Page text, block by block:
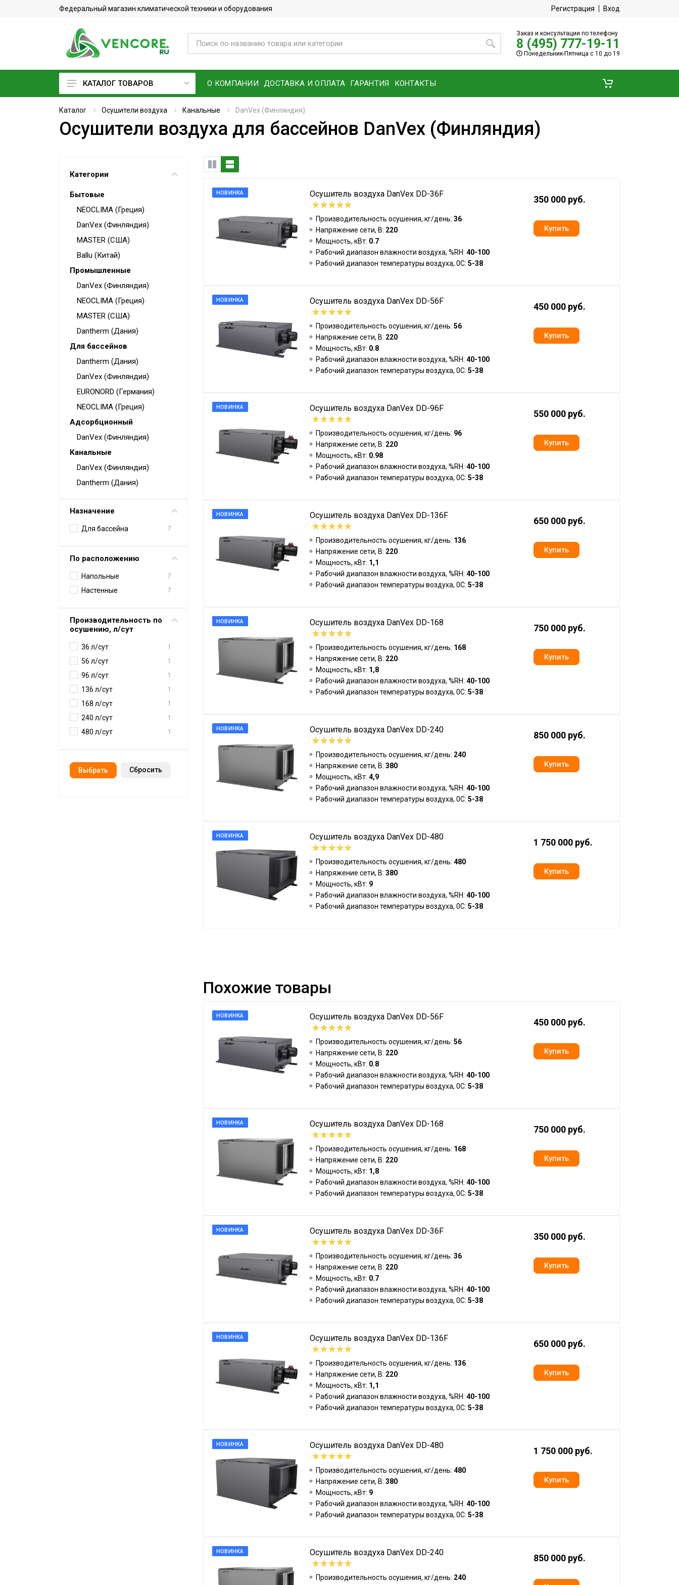
Федеральный магазин климатической техники и оборудования Регистрация Вход
Заказ и консультации по телефону
8 (495) 777-19-11
Понедельник-Пятница с 10 до 19
Кондиционеры
Фреон
Увлажнители воздуха
Мойки воздуха
Водонагреватели
Электрокамины
Тепловые пушки
Тепловые завесы
Калориферы
Уличные обогреватели
Чаши для костра
Сушилки для рук
Осушители воздуха
Дозаторы для жидкого мыла
Диспенсеры
Аксессуары
КАТАЛОГ ТОВАРОВ О КОМПАНИИ ДОСТАВКА И ОПЛАТА ГАРАНТИЯ КОНТАКТЫ
Каталог Осушители воздуха Канальные DanVex (Финляндия)
Осушители воздуха для бассейнов DanVex (Финляндия)
Категории
Бытовые
NEOCLIMA (Греция)
DanVex (Финляндия)
MASTER (США)
Ballu (Китай)
Промышленные
DanVex (Финляндия)
NEOCLIMA (Греция)
MASTER (США)
Dantherm (Дания)
Для бассейнов
Dantherm (Дания)
DanVex (Финляндия)
EURONORD (Германия)
NEOCLIMA (Греция)
Адсорбционный
DanVex (Финляндия)
Канальные
DanVex (Финляндия)
Dantherm (Дания)
Назначение
Для бассейна 7
По расположению
Напольные 7
Настенные 7
Производительность по
осушению, л/сут
36 л/сут 1
56 л/сут 1
96 л/сут 1
136 л/сут 1
168 л/сут 1
240 л/сут 1
480 л/сут 1
Cбросить
НОВИНКА Осушитель воздуха DanVex DD-36F
Производительность осушения, кг/день: 36
Напряжение сети, В: 220
Мощность, кВт: 0.7
Рабочий диапазон влажности воздуха, %RH: 40-100
Рабочий диапазон температуры воздуха, 0С: 5-38
350 000 руб.
НОВИНКА Осушитель воздуха DanVex DD-56F
Производительность осушения, кг/день: 56
Напряжение сети, В: 220
Мощность, кВт: 0.8
Рабочий диапазон влажности воздуха, %RH: 40-100
Рабочий диапазон температуры воздуха, 0С: 5-38
450 000 руб.
НОВИНКА Осушитель воздуха DanVex DD-96F
Производительность осушения, кг/день: 96
Напряжение сети, В: 220
Мощность, кВт: 0.98
Рабочий диапазон влажности воздуха, %RH: 40-100
Рабочий диапазон температуры воздуха, 0С: 5-38
550 000 руб.
НОВИНКА Осушитель воздуха DanVex DD-136F
Производительность осушения, кг/день: 136
Напряжение сети, В: 220
Мощность, кВт: 1,1
Рабочий диапазон влажности воздуха, %RH: 40-100
Рабочий диапазон температуры воздуха, 0С: 5-38
650 000 руб.
НОВИНКА Осушитель воздуха DanVex DD-168
Производительность осушения, кг/день: 168
Напряжение сети, В: 220
Мощность, кВт: 1,8
Рабочий диапазон влажности воздуха, %RH: 40-100
Рабочий диапазон температуры воздуха, 0С: 5-38
750 000 руб.
НОВИНКА Осушитель воздуха DanVex DD-240
Производительность осушения, кг/день: 240
Напряжение сети, В: 380
Мощность, кВт: 4,9
Рабочий диапазон влажности воздуха, %RH: 40-100
Рабочий диапазон температуры воздуха, 0С: 5-38
850 000 руб.
НОВИНКА Осушитель воздуха DanVex DD-480
Производительность осушения, кг/день: 480
Напряжение сети, В: 380
Мощность, кВт: 9
Рабочий диапазон влажности воздуха, %RH: 40-100
Рабочий диапазон температуры воздуха, 0С: 5-38
1 750 000 руб.
Похожие товары
НОВИНКА Осушитель воздуха DanVex DD-56F
Производительность осушения, кг/день: 56
Напряжение сети, В: 220
Мощность, кВт: 0.8
Рабочий диапазон влажности воздуха, %RH: 40-100
Рабочий диапазон температуры воздуха, 0С: 5-38
450 000 руб.
НОВИНКА Осушитель воздуха DanVex DD-168
Производительность осушения, кг/день: 168
Напряжение сети, В: 220
Мощность, кВт: 1,8
Рабочий диапазон влажности воздуха, %RH: 40-100
Рабочий диапазон температуры воздуха, 0С: 5-38
750 000 руб.
НОВИНКА Осушитель воздуха DanVex DD-36F
Производительность осушения, кг/день: 36
Напряжение сети, В: 220
Мощность, кВт: 0.7
Рабочий диапазон влажности воздуха, %RH: 40-100
Рабочий диапазон температуры воздуха, 0С: 5-38
350 000 руб.
НОВИНКА Осушитель воздуха DanVex DD-136F
Производительность осушения, кг/день: 136
Напряжение сети, В: 220
Мощность, кВт: 1,1
Рабочий диапазон влажности воздуха, %RH: 40-100
Рабочий диапазон температуры воздуха, 0С: 5-38
650 000 руб.
НОВИНКА Осушитель воздуха DanVex DD-480
Производительность осушения, кг/день: 480
Напряжение сети, В: 380
Мощность, кВт: 9
Рабочий диапазон влажности воздуха, %RH: 40-100
Рабочий диапазон температуры воздуха, 0С: 5-38
1 750 000 руб.
НОВИНКА Осушитель воздуха DanVex DD-240
Производительность осушения, кг/день: 240
850 000 руб.